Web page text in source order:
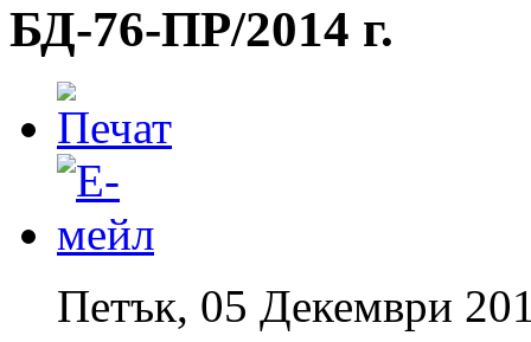
БД-76-ПР/2014 г.
Петък, 05 Декември